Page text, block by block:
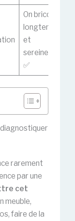
On bricole
longtemps…
et
sereinement
✅
rarement
par une
cet
meuble,
faire de la